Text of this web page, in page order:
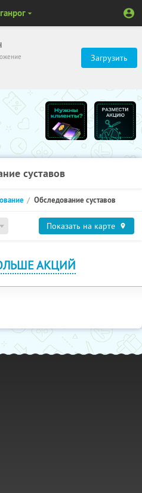
Загрузить
суставов
Обследование суставов
Показать на карте
АКЦИЙ